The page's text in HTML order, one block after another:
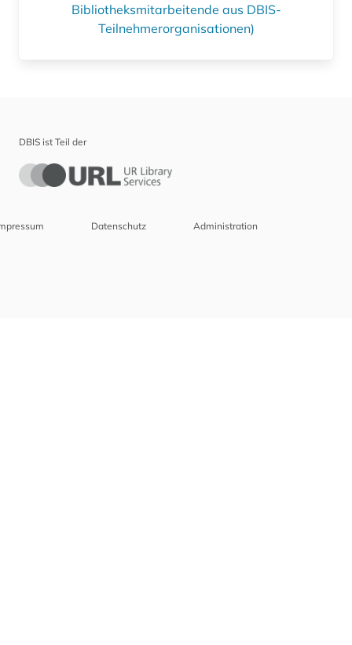
Bibliotheksmitarbeitende aus DBIS-
Teilnehmerorganisationen)
DBIS ist Teil der
Datenschutz Administration